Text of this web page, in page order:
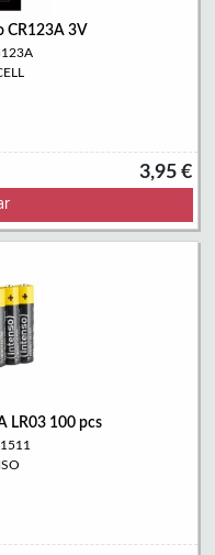
CR123A 3V
3,95 €
LR03 100 pcs